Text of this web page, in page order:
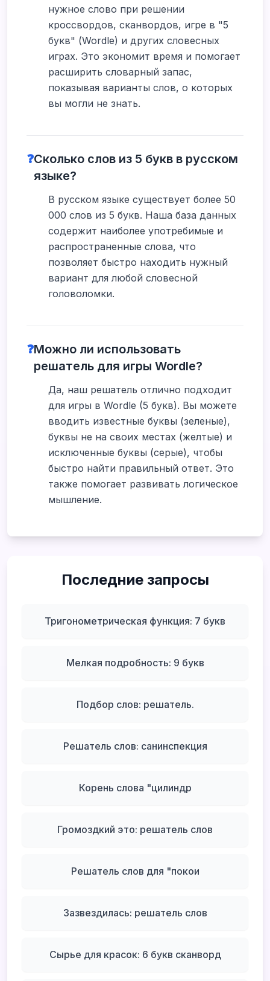
нужное слово при решении
кроссвордов, сканвордов, игре в "5
букв" (Wordle) и других словесных
играх. Это экономит время и помогает
расширить словарный запас,
показывая варианты слов, о которых
вы могли не знать.
❓Сколько слов из 5 букв в русском
языке?
В русском языке существует более 50
000 слов из 5 букв. Наша база данных
содержит наиболее употребимые и
распространенные слова, что
позволяет быстро находить нужный
вариант для любой словесной
головоломки.
❓Можно ли использовать
решатель для игры Wordle?
Да, наш решатель отлично подходит
для игры в Wordle (5 букв). Вы можете
вводить известные буквы (зеленые),
буквы не на своих местах (желтые) и
исключенные буквы (серые), чтобы
быстро найти правильный ответ. Это
также помогает развивать логическое
мышление.
Последние запросы
Тригонометрическая функция: 7 букв
Мелкая подробность: 9 букв
Подбор слов: решатель.
Решатель слов: санинспекция
Корень слова "цилиндр
Громоздкий это: решатель слов
Решатель слов для "покои
Зазвездилась: решатель слов
Сырье для красок: 6 букв сканворд